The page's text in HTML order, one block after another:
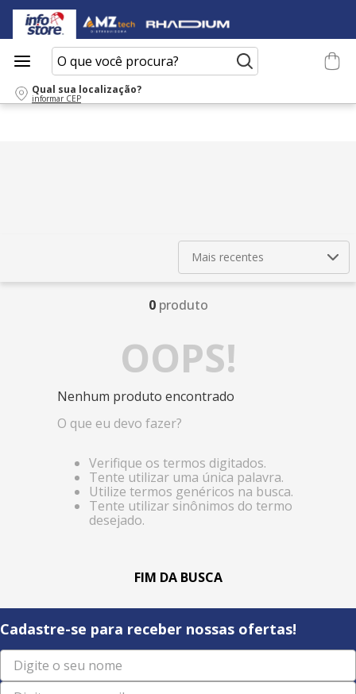
O que você procura?
Qual sua localização?
informar CEP
Mais recentes
0 produto
OOPS!
Nenhum produto encontrado
O que eu devo fazer?
Verifique os termos digitados.
Tente utilizar uma única palavra.
Utilize termos genéricos na busca.
Tente utilizar sinônimos do termo
desejado.
Cadastre-se para receber nossas ofertas!